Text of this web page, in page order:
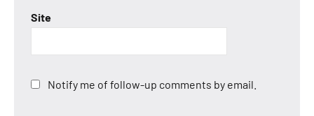
Site
Notify me of follow-up comments by email.